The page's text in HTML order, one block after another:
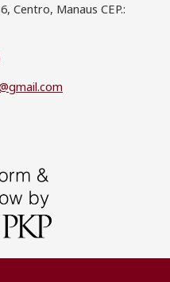
Centro, Manaus CEP.: